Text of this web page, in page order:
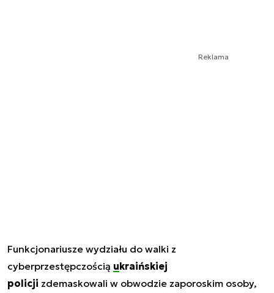
Reklama
Funkcjonariusze wydziału do walki z
cyberprzestępczością ukraińskiej
policji zdemaskowali w obwodzie zaporoskim osoby,